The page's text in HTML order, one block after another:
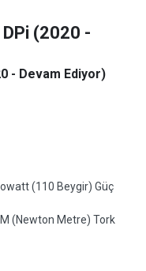
(2020 -
- Devam Ediyor)
(110 Beygir) Güç
(Newton Metre) Tork